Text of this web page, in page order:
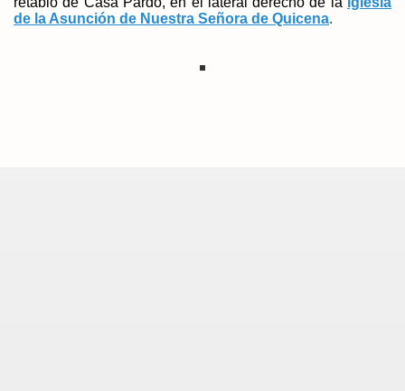
de la Asunción de Nuestra Señora de Quicena.